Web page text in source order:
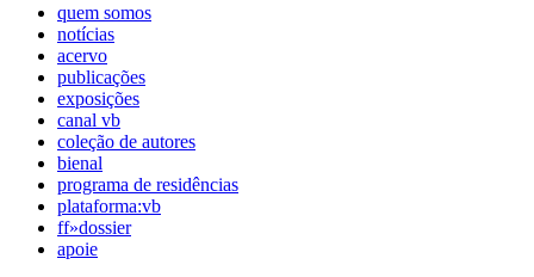
quem somos
notícias
acervo
publicações
exposições
canal vb
coleção de autores
bienal
programa de residências
plataforma:vb
ff»dossier
apoie